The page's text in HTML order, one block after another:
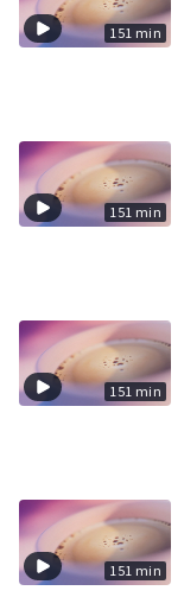
151 min
151 min
151 min
151 min